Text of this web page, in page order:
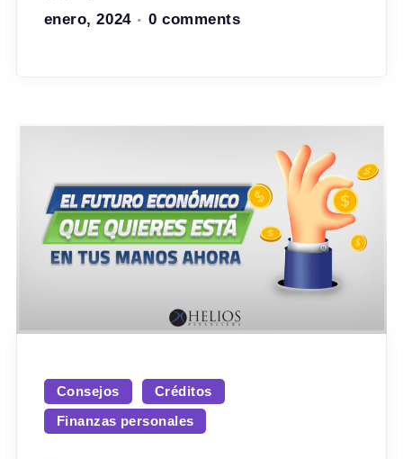
enero, 2024
0 comments
Consejos
Créditos
Finanzas personales